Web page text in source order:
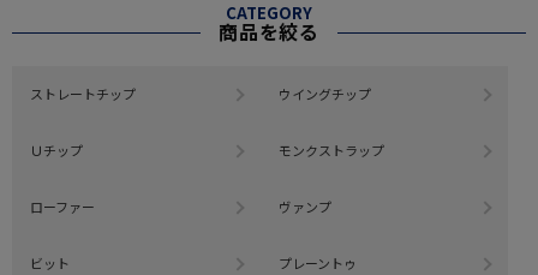
CATEGORY
商品を絞る
ストレートチップ ウイングチップ
Ｕチップ モンクストラップ
ローファー ヴァンプ
ビット プレーントゥ